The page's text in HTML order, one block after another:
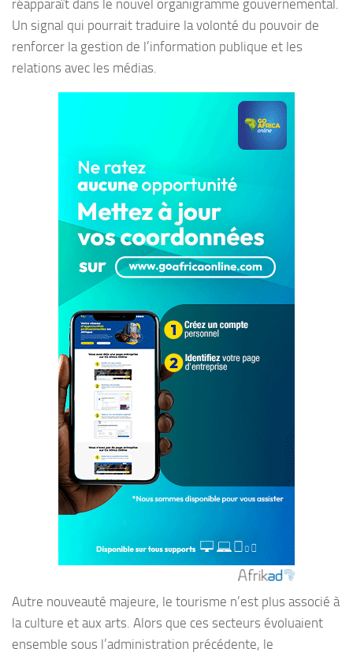
réapparaît dans le nouvel organigramme gouvernemental.
Un signal qui pourrait traduire la volonté du pouvoir de
renforcer la gestion de l’information publique et les
relations avec les médias.
Autre nouveauté majeure, le tourisme n’est plus associé à
la culture et aux arts. Alors que ces secteurs évoluaient
ensemble sous l’administration précédente, le